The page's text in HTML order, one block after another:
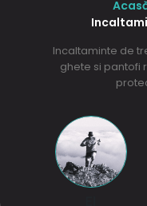
Incaltaminte de
ghete si pantofi